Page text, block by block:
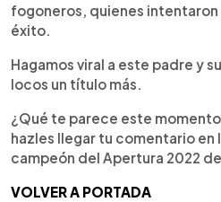
fogoneros, quienes intentaron
éxito.
Hagamos viral a este padre y
locos un título más.
¿Qué te parece este
hazles llegar tu comentario en
campeón del Apertura 2022
VOLVER A PORTADA